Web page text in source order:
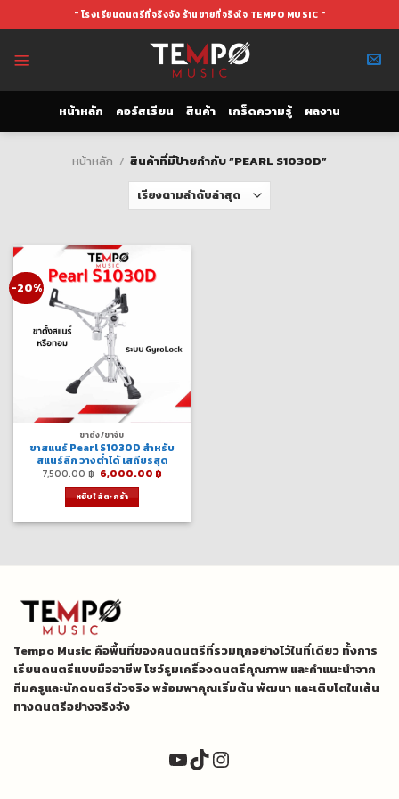
to
" โรงเรียนดนตรีที่จริงจัง ร้านขายที่จริงใจ TEMPO MUSIC "
หน้าหลัก คอร์สเรียน สินค้า เกร็ดความรู้ ผลงาน
หน้าหลัก / สินค้าที่มีป้ายกำกับ “PEARL S1030D”
-20%
ขาตั้ง/ขาจับ
ขาสแนร์ Pearl S1030D สำหรับ
สแนร์ลึก วางต่ำได้ เสถียรสุด
7,500.00฿ Original
price
was:
7,500.00 ฿.
6,000.00 ฿Current
หยิบใส่ตะกร้า
Tempo Music คือพื้นที่ของคนดนตรีที่รวมทุกอย่างไว้ในที่เดียว ทั้งการ
เรียนดนตรีแบบมืออาชีพ โชว์รูมเครื่องดนตรีคุณภาพ และคำแนะนำจาก
ทีมครูและนักดนตรีตัวจริง พร้อมพาคุณเริ่มต้น พัฒนา และเติบโตในเส้น
ทางดนตรีอย่างจริงจัง
YouTube
TikTok
Instagram